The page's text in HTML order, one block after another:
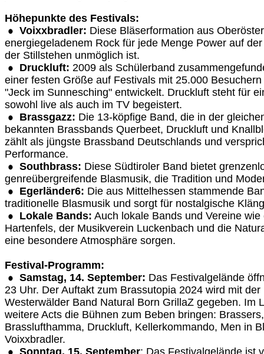
Höhepunkte des Festivals:
Voixxbradler: Diese Bläserformation aus
energiegeladenem Rock für jede Menge Power auf
der Stillstehen unmöglich ist.
Druckluft: 2009 als Schülerband
einer festen Größe auf Festivals mit 25.000
"Jeck im Sunnesching" entwickelt. Druckluft steht für
sowohl live als auch im TV begeistert.
Brassgazz: Die 13-köpfige Band, die in der
bekannten Brassbands Querbeet, Druckluft und
zählt als jüngste Brassband Deutschlands und
Performance.
Southbrass: Diese Südtiroler Band bietet
genreübergreifende Blasmusik, die Tradition und
Egerländer6: Die aus Mittelhessen stammende
traditionelle Blasmusik und sorgt für nostalgische
Lokale Bands: Auch lokale Bands und Vereine
Hartenfels, der Musikverein Luckenbach und die
eine besondere Atmosphäre sorgen.
Festival-Programm:
Samstag, 14. September: Das Festivalgelände
23 Uhr. Der Auftakt zum Brassutopia 2024 wird mit
Westerwälder Band Natural Born GrillaZ gegeben. Im
weitere Acts die Bühnen zum Beben bringen:
Brasslufthamma, Druckluft, Kellerkommando, Men in
Voixxbradler.
Sonntag, 15. September: Das Festivalgelände ist